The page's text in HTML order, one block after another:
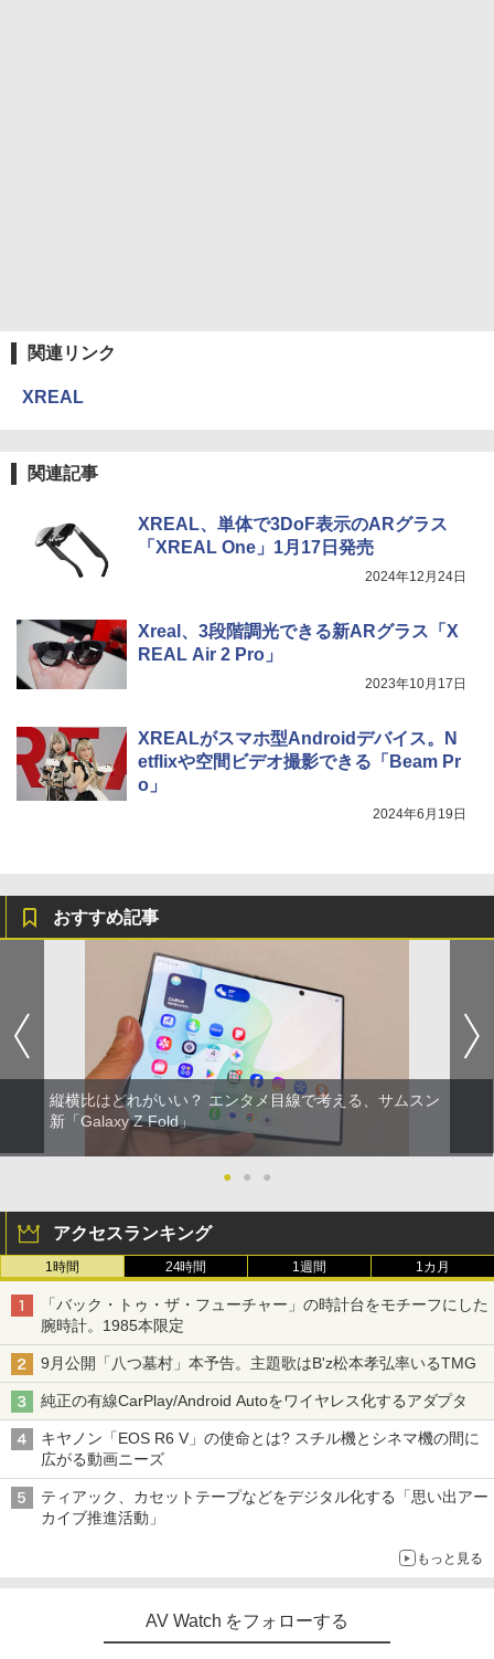
関連リンク
XREAL
関連記事
XREAL、単体で3DoF表示のARグラス
「XREAL One」1月17日発売
2024年12月24日
Xreal、3段階調光できる新ARグラス「X
REAL Air 2 Pro」
2023年10月17日
XREALがスマホ型Androidデバイス。N
etflixや空間ビデオ撮影できる「Beam Pr
o」
2024年6月19日
おすすめ記事
縦横比はどれがいい？ エンタメ目線で考える、サムスン
新「Galaxy Z Fold」
● ● ●
アクセスランキング
1時間 24時間 1週間 1カ月
「バック・トゥ・ザ・フューチャー」の時計台をモチーフにした
腕時計。1985本限定
9月公開「八つ墓村」本予告。主題歌はB'z松本孝弘率いるTMG
純正の有線CarPlay/Android Autoをワイヤレス化するアダプタ
キヤノン「EOS R6 V」の使命とは? スチル機とシネマ機の間に
広がる動画ニーズ
ティアック、カセットテープなどをデジタル化する「思い出アー
カイブ推進活動」
もっと見る
AV Watch をフォローする